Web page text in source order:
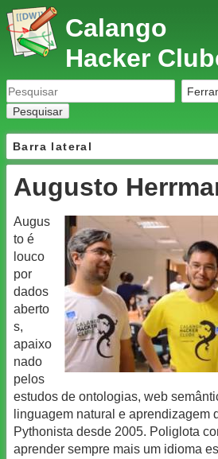
Calango
Hacker
Pesquisar
Barra lateral
Augusto
Augus
to é
louco
por
dados
aberto
s,
apaixo
nado
pelos
estudos de ontologias, web
linguagem natural e aprendizagem
Pythonista desde 2005. Poliglota
aprender sempre mais um idioma